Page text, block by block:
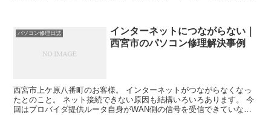
パソコン修理日誌
インターネットにつながらない｜
西宮市のパソコン修理解決事例
西宮市上ケ原八番町のお客様。 インターネットがつながらなくなっ
たとのこと。 ネット接続できない原因も結構いろいろあります。 今
回はプロバイダ提供ルータ自身がWAN側の信号を受信できていなか